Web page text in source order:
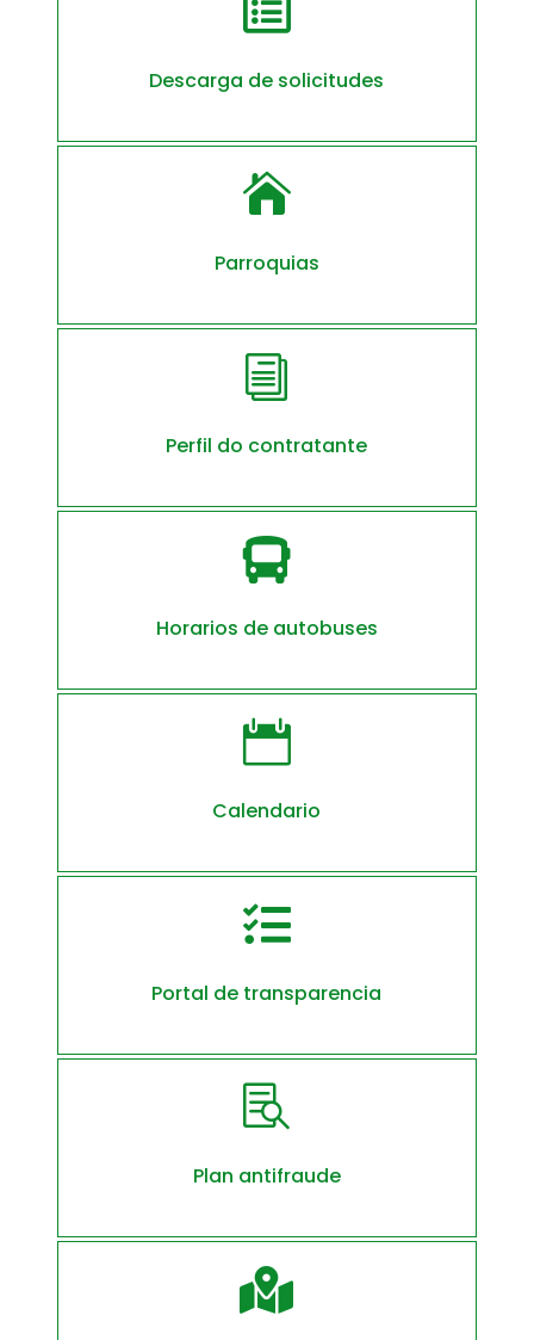

Descarga de solicitudes

Parroquias
i
Perfil do contratante

Horarios de autobuses

Calendario

Portal de transparencia

Plan antifraude
